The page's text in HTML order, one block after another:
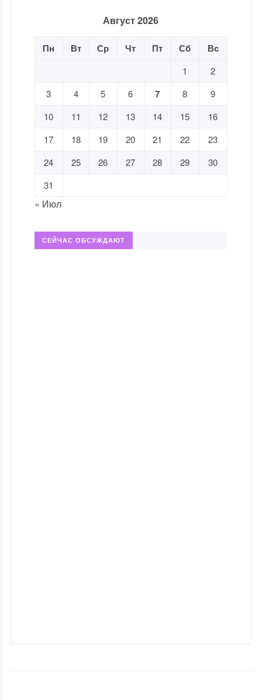
Август 2026
Пн Вт Ср Чт Пт Сб Вс
1
2
3
4 5 6 7 8
9
10
11 12 13 14 15
16
17
18 19 20 21 22
23
24
25 26 27 28 29
30
31
« Июл
СЕЙЧАС ОБСУЖДАЮТ